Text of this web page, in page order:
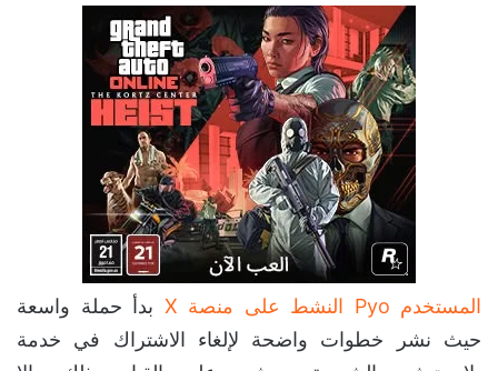
المستخدم Pyo النشط على منصة X
بدأ حملة واسعة
حيث نشر خطوات واضحة لإلغاء الاشتراك في خدمة